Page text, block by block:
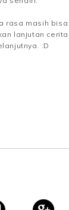
rasa masih
lanjutan
:D